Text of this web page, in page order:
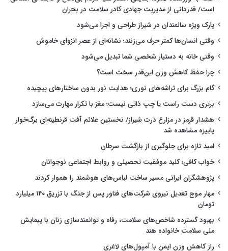
است/ قدردانی از مدیریت جهادی کادر سلامت در بحران
پارک ویژه سالمندان در شیراز طراحی و اجرا می‌شود
وقتی انسان‌ها کمتر حرف می‌زنند؛ نشانه‌ای از عصر انزوای خاموش
وقتی خانه به دستیار شخصی شما تبدیل می‌شود
چرا حفظ کاهش وزن این‌قدر سخت است؟
گام بزرگ برای تراشه‌های نوری؛ هدایت نور بدون ساختارهای پیچیده
برتری دست راست یا چپ ذاتی نیست؛ مغز با تکرار مهارت می‌سازد
هشدار قرمز در مزارع ذرت شیراز/ نخستین علائم آفت قرنطینه‌ای برگ‌خوار
پاییزه مشاهده شد
امید تازه برای جلوگیری از بازگشت سرطان
خواب کافی؛ کلید موفقیت تحصیلی و روابط اجتماعی نوجوانان
پژوهشگران ایرانی مسیر ساخت لباس‌های هوشمند را هموار کردند
مهار موج تعدیل نیروی شرکت‌های فناور پس از جنگ با تزریق ۱۴۰ میلیارد
تومان
بهبود گسترده شاخص‌های سلامت، رفاه و توانمندسازی زنان با پیمایش
ملی سلامت خانواده هند
راز کاهش وزن ایمن با آمپول‌های لاغری